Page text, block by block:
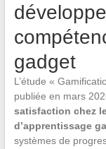
gadget
L’étude «
publiée en mars
satisfaction chez
d’apprentissage
systèmes de